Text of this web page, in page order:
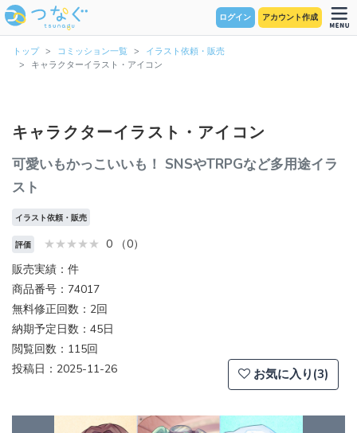
ログイン アカウント作成
トップ コミッション一覧
イラスト依頼・販売
キャラクターイラスト・アイコン
キャラクターイラスト・アイコン
可愛いもかっこいいも！ SNSやTRPGなど多用途イラ
スト
イラスト依頼・販売
評価
0 （0）
販売実績：件
商品番号：74017
無料修正回数：2回
納期予定日数：45日
閲覧回数：115回
投稿日：2025-11-26
お気に入り(3)